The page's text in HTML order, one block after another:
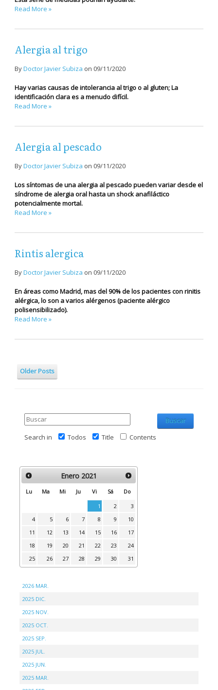
Read More »
Alergia al trigo
ByDoctor Javier Subiza on 09/11/2020
Hay varias causas de intolerancia al trigo o al gluten; La
identificación clara es a menudo difícil.
Read More »
Alergia al pescado
ByDoctor Javier Subiza on 09/11/2020
Los síntomas de una alergia al pescado pueden variar desde el
síndrome de alergia oral hasta un shock anafiláctico
potencialmente mortal.
Read More »
Rintis alergica
ByDoctor Javier Subiza on 09/11/2020
En áreas como Madrid, mas del 90% de los pacientes con rinitis
alérgica, lo son a varios alérgenos (paciente alérgico
polisensibilizado).
Read More »
Older Posts
Buscar
Search in
Todos Title Contents
Enero 2021
Lu Ma Mi Ju Vi Sá Do
1 2
3
4
5 6 7 8 9
10
11
12 13 14 15 16
17
18
19 20 21 22 23
24
25
26 27 28 29 30 31
2026 MAR.
2025 DIC.
2025 NOV.
2025 OCT.
2025 SEP.
2025 JUL.
2025 JUN.
2025 MAR.